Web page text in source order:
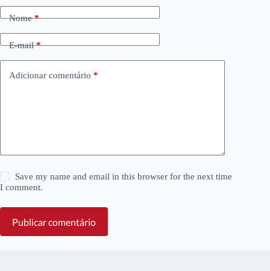
Nome*
E-mail*
Adicionar comentário *
Save my name and email in this browser for the next time
I comment.
Publicar comentário